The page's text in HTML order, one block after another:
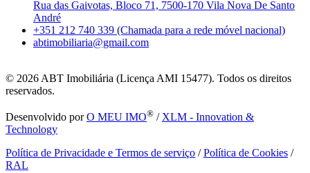
Rua das Gaivotas, Bloco 71, 7500-170 Vila Nova De Santo
André
+351 212 740 339 (Chamada para a rede móvel nacional)
abtimobiliaria@gmail.com
© 2026 ABT Imobiliária (Licença AMI 15477). Todos os direitos
reservados.
Desenvolvido porO MEU IMO® / XLM - Innovation &
Technology
Política de Privacidade e Termos de serviço /Política de Cookies /
RAL